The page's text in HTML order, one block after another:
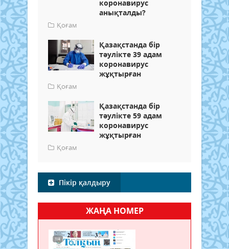
коронавирус
анықталды?
Қоғам
Қазақстанда бір
тәулікте 39 адам
коронавирус
жұқтырған
Қоғам
Қазақстанда бір
тәулікте 59 адам
коронавирус
жұқтырған
Қоғам
Пікір қалдыру
ЖАҢА НОМЕР